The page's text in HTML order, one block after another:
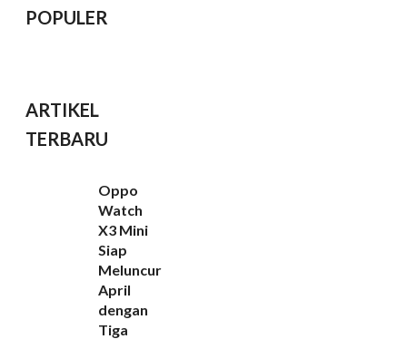
POPULER
ARTIKEL
TERBARU
Oppo
Watch
X3 Mini
Siap
Meluncur
April
dengan
Tiga